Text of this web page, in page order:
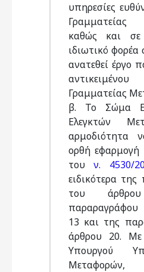
υπηρεσίες
καθώς και σε
ιδιωτικό φορέα
ανατεθεί έργο
Γραμματείας
β. Το Σώμα
Ελεγκτών
αρμοδιότητα
ορθή
τουν. 4530/
ειδικότερα
του
παραραγράφου
13 και της
άρθρου 20.
Υπουργού